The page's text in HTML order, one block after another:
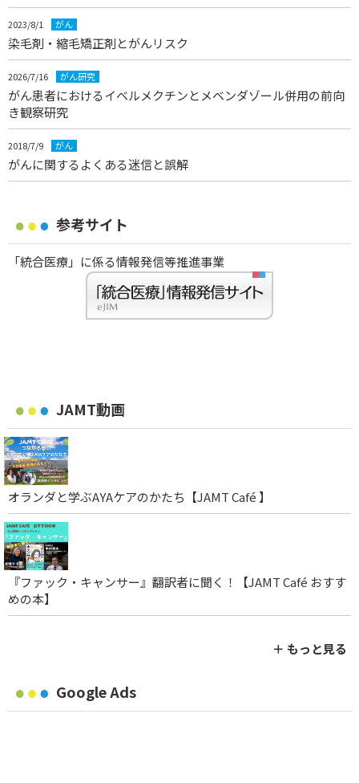
2023/8/1 がん
染毛剤・縮毛矯正剤とがんリスク
2026/7/16 がん研究
がん患者におけるイベルメクチンとメベンダゾール併用の前向
き観察研究
2018/7/9 がん
がんに関するよくある迷信と誤解
参考サイト
「統合医療」に係る情報発信等推進事業
JAMT動画
オランダと学ぶAYAケアのかたち【JAMT Café 】
『ファック・キャンサー』翻訳者に聞く！【JAMT Café おすす
めの本】
＋ もっと見る
Google Ads